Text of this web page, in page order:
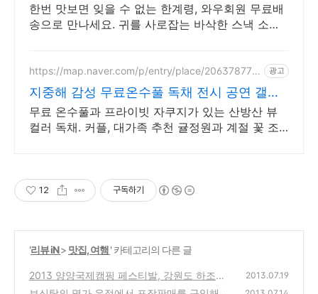
한번 맛보면 잊을 수 없는 한계령, 와우회원 무료배
송으로 만나세요. 귀를 사로잡는 바삭한 스낵 소리,
https://map.naver.com/p/entry/place/206378770
광고
지중해 감성 무료온수풀 독채 전시 공연 갤러
리 문화공간
무료 온수풀과 프라이빗 자쿠지가 있는 산방산 뷰
컬러 독채. 커플, 대가족 추천 귤정원과 계절 꽃 조
12 구독하기
'리뷰 iN> 맛집, 여행' 카테고리의 다른 글
2013 양양국제캠핑 페스티발, 강원도 하조대
해수욕장 부근에서 열리는 행사,공연,요금,시
2013.07.19